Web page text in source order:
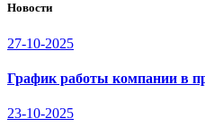
Новости
27-10-2025
График работы компании в
23-10-2025